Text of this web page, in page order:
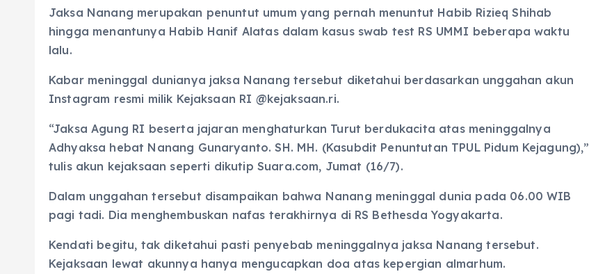
Jaksa Nanang merupakan penuntut umum yang pernah menuntut Habib Rizieq Shihab
hingga menantunya Habib Hanif Alatas dalam kasus swab test RS UMMI beberapa waktu
lalu.
Kabar meninggal dunianya jaksa Nanang tersebut diketahui berdasarkan unggahan akun
Instagram resmi milik Kejaksaan RI @kejaksaan.ri.
“Jaksa Agung RI beserta jajaran menghaturkan Turut berdukacita atas meninggalnya
Adhyaksa hebat Nanang Gunaryanto. SH. MH. (Kasubdit Penuntutan TPUL Pidum Kejagung),”
tulis akun kejaksaan seperti dikutip Suara.com, Jumat (16/7).
Dalam unggahan tersebut disampaikan bahwa Nanang meninggal dunia pada 06.00 WIB
pagi tadi. Dia menghembuskan nafas terakhirnya di RS Bethesda Yogyakarta.
Kendati begitu, tak diketahui pasti penyebab meninggalnya jaksa Nanang tersebut.
Kejaksaan lewat akunnya hanya mengucapkan doa atas kepergian almarhum.